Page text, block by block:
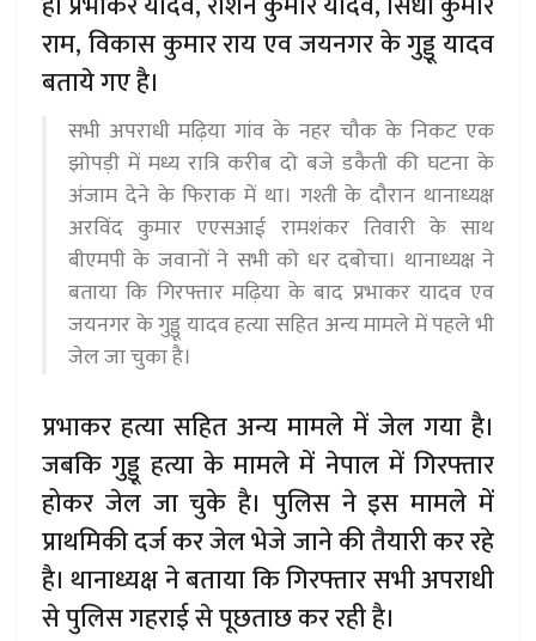
राम, विकास कुमार राय एव जयनगर के गुड्डू यादव
बताये गए है।
सभी अपराधी मढ़िया गांव के नहर चौक के निकट एक
झोपड़ी में मध्य रात्रि करीब दो बजे डकैती की घटना के
अंजाम देने के फिराक में था। गश्ती के दौरान थानाध्यक्ष
अरविंद कुमार एएसआई रामशंकर तिवारी के साथ
बीएमपी के जवानों ने सभी को धर दबोचा। थानाध्यक्ष ने
बताया कि गिरफ्तार मढ़िया के बाद प्रभाकर यादव एव
जयनगर के गुड्डू यादव हत्या सहित अन्य मामले में पहले भी
जेल जा चुका है।
प्रभाकर हत्या सहित अन्य मामले में जेल गया है।
जबकि गुड्डू हत्या के मामले में नेपाल में गिरफ्तार
होकर जेल जा चुके है। पुलिस ने इस मामले में
प्राथमिकी दर्ज कर जेल भेजे जाने की तैयारी कर रहे
है। थानाध्यक्ष ने बताया कि गिरफ्तार सभी अपराधी
से पुलिस गहराई से पूछताछ कर रही है।